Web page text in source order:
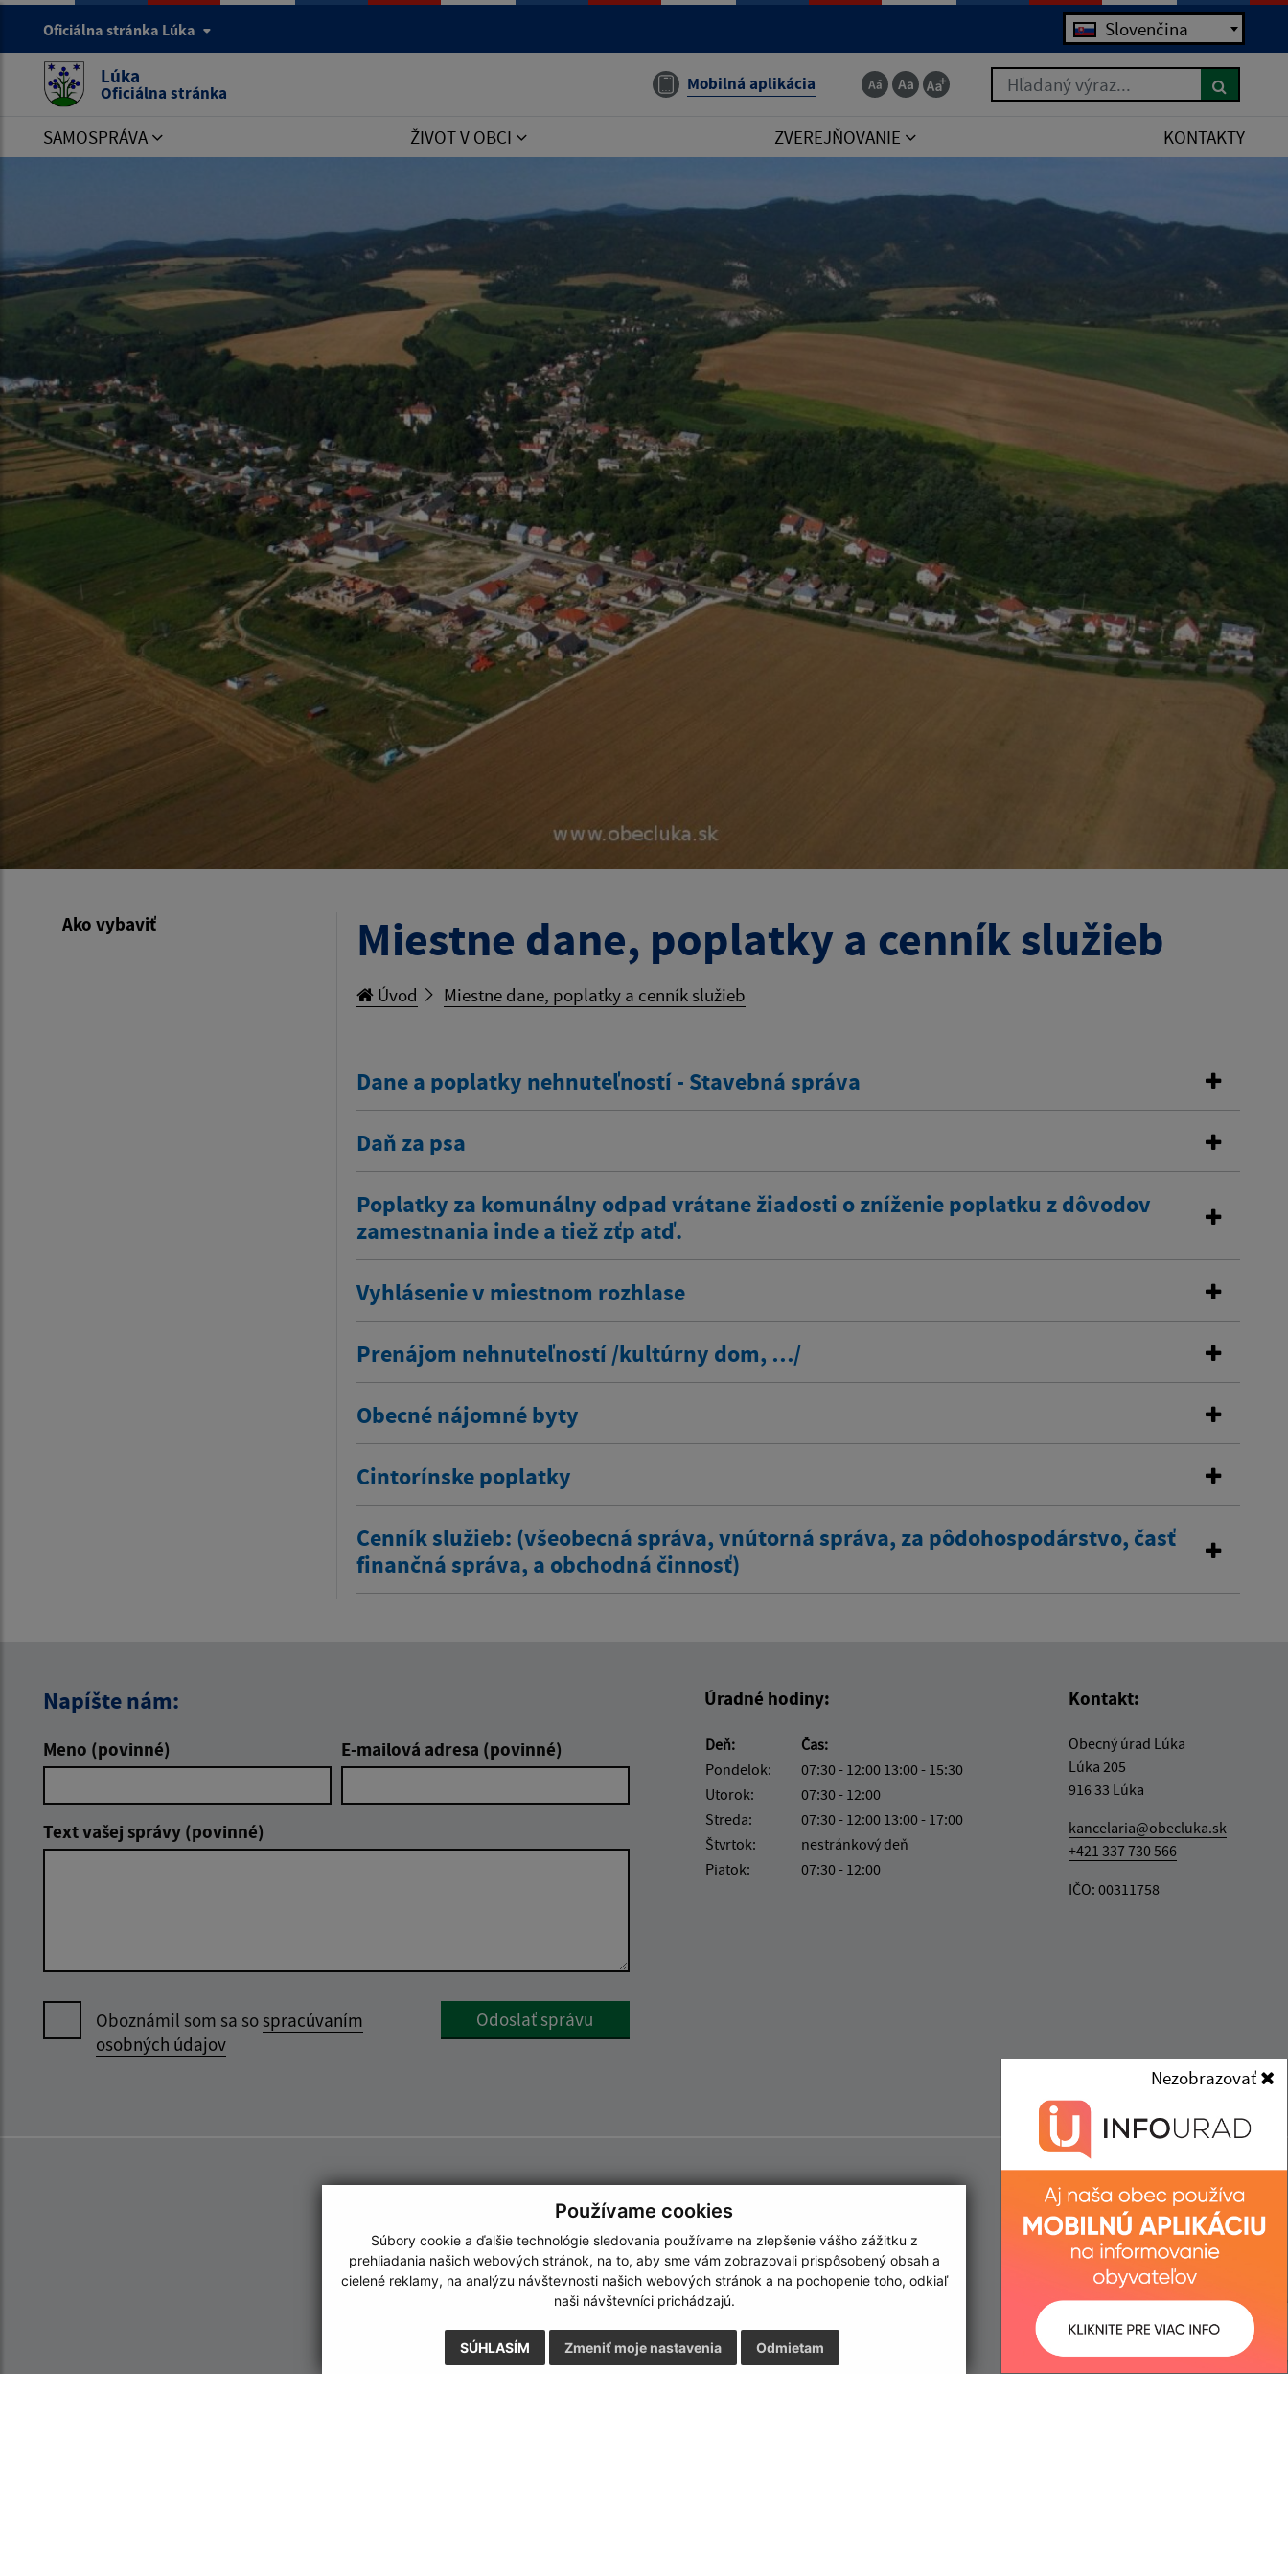
Používame cookies
Súbory cookie a ďalšie technológie sledovania používame na zlepšenie vášho zážitku z
prehliadania našich webových stránok, na to, aby sme vám zobrazovali prispôsobený obsah a
cielené reklamy, na analýzu návštevnosti našich webových stránok a na pochopenie toho, odkiaľ
naši návštevníci prichádzajú.
SÚHLASÍM Odmietam
Zmeniť moje nastavenia
Oficiálna stránka Lúka Jazyk Slovenčina
Lúka
Oficiálna stránka Mobilná aplikácia Hľadaný výraz...
SAMOSPRÁVA ŽIVOT V OBCI ZVEREJŇOVANIE KONTAKTY
Ako vybaviť Miestne dane, poplatky a cenník služieb
Úvod Miestne dane, poplatky a cenník služieb
Dane a poplatky nehnuteľností - Stavebná správa
Daň za psa
Poplatky za komunálny odpad vrátane žiadosti o zníženie poplatku z dôvodov
zamestnania inde a tiež zťp atď.
Vyhlásenie v miestnom rozhlase
Prenájom nehnuteľností /kultúrny dom, …/
Obecné nájomné byty
Cintorínske poplatky
Cenník služieb: (všeobecná správa, vnútorná správa, za pôdohospodárstvo, časť
finančná správa, a obchodná činnosť)
Napíšte nám:
Meno (povinné) E-mailová adresa (povinné)
Text vašej správy (povinné)
Oboznámil som sa sospracúvaním
osobných údajov
Odoslať správu
Úradné hodiny:
Deň:
Čas:
Pondelok:
07:30 - 12:00 13:00 - 15:30
Utorok:
07:30 - 12:00
Streda:
07:30 - 12:00 13:00 - 17:00
Štvrtok:
nestránkový deň
Piatok:
07:30 - 12:00
Kontakt:
Obecný úrad Lúka
Lúka 205
916 33 Lúka
kancelaria@obecluka.sk
+421 337 730 566
IČO: 00311758
Nezobrazovať